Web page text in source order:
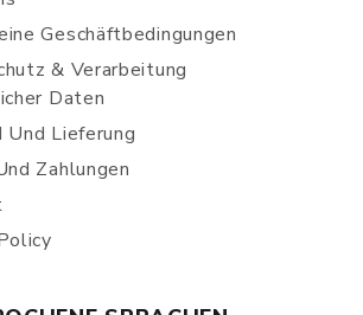
Geschäftbedingungen
& Verarbeitung
Daten
Und Lieferung
Zahlungen